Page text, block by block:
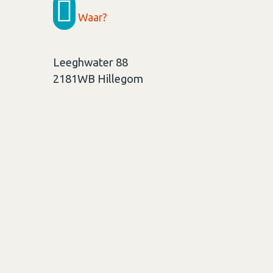
Waar?
Leeghwater 88
2181WB Hillegom